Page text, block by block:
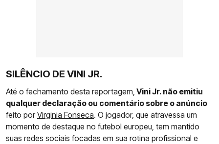
SILÊNCIO DE VINI JR.
Até o fechamento desta reportagem, Vini Jr. não emitiu
qualquer declaração ou comentário sobre o anúncio
feito porVirginia Fonseca. O jogador, que atravessa um
momento de destaque no futebol europeu, tem mantido
suas redes sociais focadas em sua rotina profissional e